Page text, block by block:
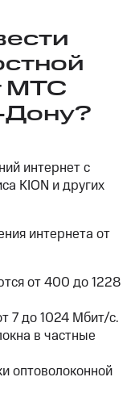
МТС
Дону?
интернет с
KION и других
интернета от
от 400 до 1228
7 до 1024 Мбит/с.
в частные
оптоволоконной